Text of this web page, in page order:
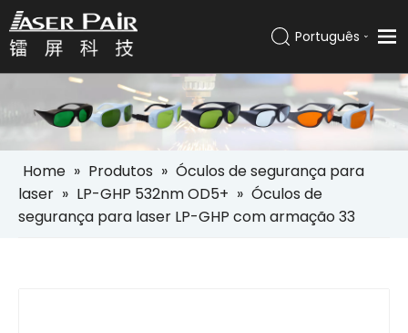
Produtos
Soluções
Empresa
Serviços
Português
Español
Pусский
English
Home » Produtos » Óculos de segurança para
laser » LP-GHP 532nm OD5+ » Óculos de
segurança para laser LP-GHP com armação 33